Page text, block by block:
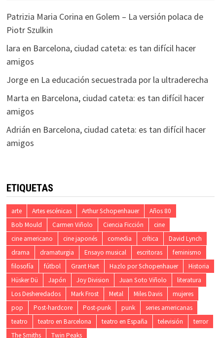
Patrizia Maria Corina en Golem – La versión polaca de
Piotr Szulkin
lara en Barcelona, ciudad cateta: es tan difícil hacer
amigos
Jorgeen La educación secuestrada por la ultraderecha
Marta en Barcelona, ciudad cateta: es tan difícil hacer
amigos
Adrián en Barcelona, ciudad cateta: es tan difícil hacer
amigos
ETIQUETAS
arte Artes escénicas Arthur Schopenhauer
Años 80
Bob Mould
Carmen Viñolo Ciencia Ficción
cine
cine americano
cine japonés comedia crítica
David Lynch
drama
dramaturgia Ensayo musical escritoras
feminismo
filosofía
fútbol Grant Hart Hazlo por Schopenhauer
Historia
Hüsker Dü
Japón Joy Division Juan Soto Viñolo
literatura
Los Desheredados
Mark Frost Metal Miles Davis
mujeres
pop
Post-hardcore Post-punk punk
series americanas
teatro
teatro en Barcelona teatro en España televisión
terror
The Smiths
Twin Peaks